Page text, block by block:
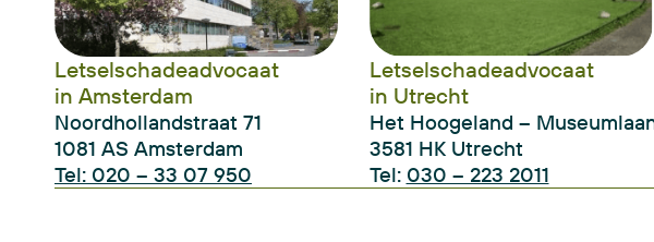
Letselschadeadvocaat
in Amsterdam
Noordhollandstraat 71
1081 AS Amsterdam
Tel: 020 – 33 07 950
Letselschadeadvocaat
in Utrecht
Het Hoogeland –
3581 HK Utrecht
Tel: 030 – 223 2011